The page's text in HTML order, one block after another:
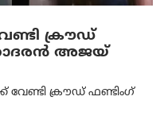
ക്രൗഡ്
അജയ്
ക്രൗഡ് ഫണ്ടിംഗ്